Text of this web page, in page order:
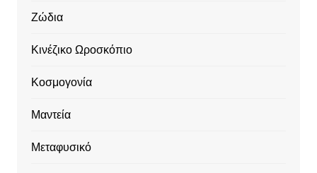
Ζώδια
Κινέζικο Ωροσκόπιο
Κοσμογονία
Μαντεία
Μεταφυσικό